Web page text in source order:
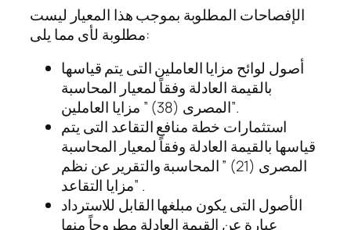
الإفصاحات المطلوبة بموجب هذا المعيار ليست
مطلوبة لأى مما يلى:
أصول لوائح مزايا العاملين التى يتم قياسها
بالقيمة العادلة وفقاً لمعيار المحاسبة
المصرى (38) ” مزايا العاملين”.
استثمارات خطة منافع التقاعد التى يتم
قياسها بالقيمة العادلة وفقاً لمعيار المحاسبة
المصرى (21) ” المحاسبة والتقرير عن نظم
مزايا التقاعد” .
الأصول التى يكون مبلغها القابل للاسترداد
عبارة عن القيمة العادلة مطروحاً منها